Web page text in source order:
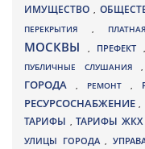
ИМУЩЕСТВО ,
ПЕРЕКРЫТИЯ ,
МОСКВЫ
, ПРЕФЕКТ
ПУБЛИЧНЫЕ СЛУШАНИЯ
ГОРОДА
, РЕМОНТ ,
РЕСУРСОСНАБЖЕНИЕ,
ТАРИФЫ , ТАРИФЫ ЖКХ
УЛИЦЫ ГОРОДА ,